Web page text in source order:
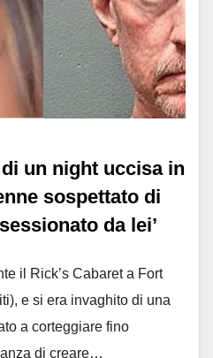
un night uccisa in
sospettato di
da lei’
il Rick’s Cabaret a Fort
e si era invaghito di una
a corteggiare fino
di creare…